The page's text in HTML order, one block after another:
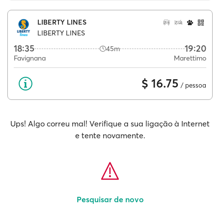
LIBERTY LINES
LIBERTY LINES
18:35 45m 19:20
Favignana Marettimo
$ 16.75 / pessoa
Ups! Algo correu mal! Verifique a sua ligação à Internet
e tente novamente.
Pesquisar de novo